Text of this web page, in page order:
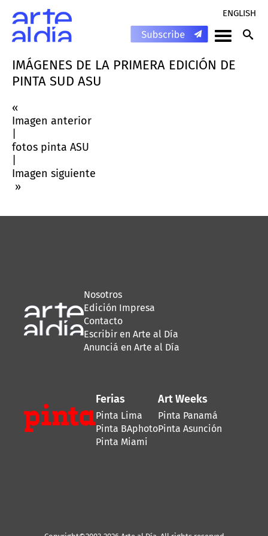
ENGLISH
IMÁGENES DE LA PRIMERA EDICIÓN DE
PINTA SUD ASU
«
Imagen anterior
fotos pinta ASU
Imagen siguiente
»
Nosotros
Edición Impresa
Contacto
Escribir en Arte al Día
Anunciá en Arte al Día
Ferias
Pinta Lima
Pinta BAphoto
Pinta Miami
Art Weeks
Pinta Panamá
Pinta Asunción